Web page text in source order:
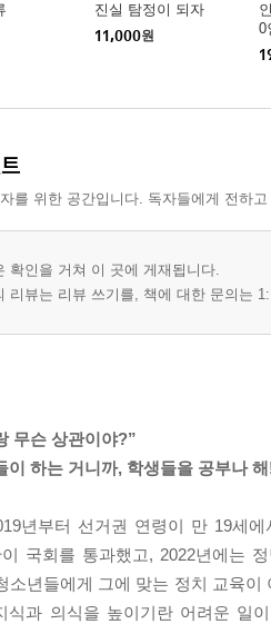
진실 탐정이 되자
11,000원
0
를 위한 공간입니다. 독자들에게 전하
확인을 거쳐 이 곳에 게재됩니다.
리뷰는 리뷰 쓰기를, 책에 대한 문의는
무슨 상관이야?”
이 하는 거니까, 학생들을 공부나
년부터 선거권 연령이 만 19세
국회를 통과했고, 2022년에는
소년들에게 그에 맞는 정치 교육
식과 의식을 높이기란 어려운 일